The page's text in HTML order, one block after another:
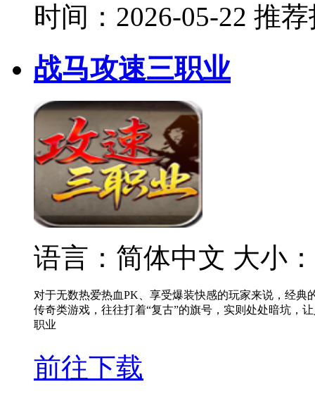
时间：2026-05-22 推
战马攻速三职业
语言：简体中文 大小
对于无数热爱热血PK、享受爆装快感的玩家来说，经典
传奇类游戏，往往打着“复古”的旗号，实则处处暗坑，
职业
前往下载